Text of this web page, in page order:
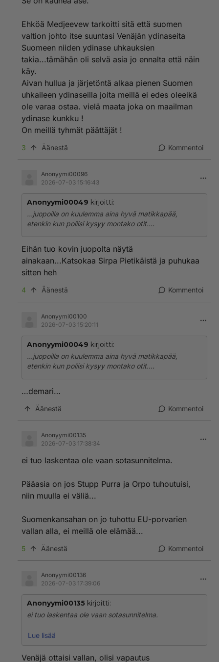
Ehköä Medjeevew tarkoitti sitä että suomen
valtion johto itse suuntasi Venäjän ydinaseita
Suomeen niiden ydinase uhkauksien
takia...tämähän oli selvä asia jo ennalta että näin
käy.
Aivan hullua ja järjetöntä alkaa pienen Suomen
uhkaileen ydinaseilla joita meillä ei edes oleeikä
ole varaa ostaa. vielä maata joka on maailman
ydinase kunkku !
On meillä tyhmät päättäjät !
3 Äänestä Kommentoi
Anonyymi00096
2026-07-03 15:16:43
Anonyymi00049 kirjoitti:
...juopoilla on kuulemma aina hyvä matikkapää,
etenkin kun poliisi kysyy montako otit....
Eihän tuo kovin juopolta näytä
ainakaan...Katsokaa Sirpa Pietikäistä ja puhukaa
sitten heh
4 Äänestä Kommentoi
Anonyymi00100
2026-07-03 15:20:11
Anonyymi00049 kirjoitti:
...juopoilla on kuulemma aina hyvä matikkapää,
etenkin kun poliisi kysyy montako otit....
…demari…
Äänestä Kommentoi
Anonyymi00135
2026-07-03 17:38:34
ei tuo laskentaa ole vaan sotasunnitelma.
Pääasia on jos Stupp Purra ja Orpo tuhoutuisi,
niin muulla ei väliä...
Suomenkansahan on jo tuhottu EU-porvarien
vallan alla, ei meillä ole elämää...
5 Äänestä Kommentoi
Anonyymi00136
2026-07-03 17:39:06
Anonyymi00135 kirjoitti:
ei tuo laskentaa ole vaan sotasunnitelma.
Pääasia on jos Stupp Purra ja Orpo tuhoutuisi, niin
Lue lisää
Venäjä ottaisi vallan, olisi vapautus